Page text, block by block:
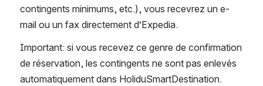
contingents minimums, etc.), vous recevrez un e-
mail ou un fax directement d’Expedia.
Important: si vous recevez ce genre de confirmation
de réservation, les contingents ne sont pas enlevés
automatiquement dans HoliduSmartDestination.